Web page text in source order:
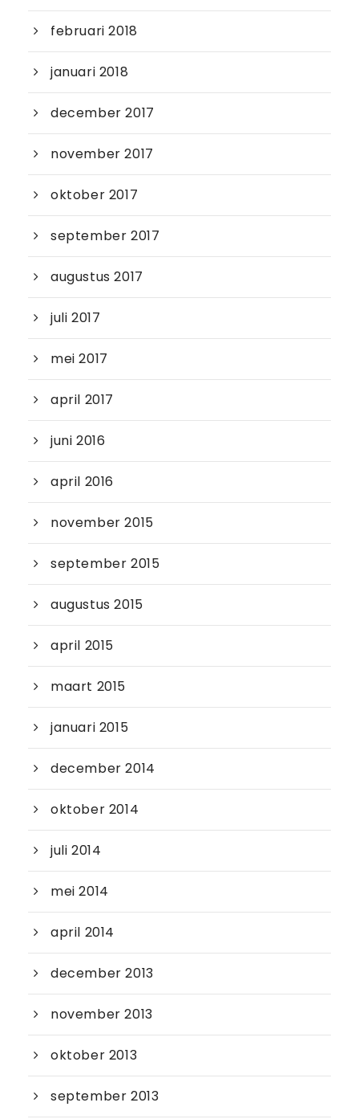
februari 2018
januari 2018
december 2017
november 2017
oktober 2017
september 2017
augustus 2017
juli 2017
mei 2017
april 2017
juni 2016
april 2016
november 2015
september 2015
augustus 2015
april 2015
maart 2015
januari 2015
december 2014
oktober 2014
juli 2014
mei 2014
april 2014
december 2013
november 2013
oktober 2013
september 2013